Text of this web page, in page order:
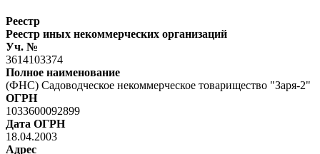
Реестр
Реестр иных некоммерческих организаций
Уч. №
3614103374
Полное наименование
(ФНС) Садоводческое некоммерческое товарищество "Заря-2"
ОГРН
1033600092899
Дата ОГРН
18.04.2003
Адрес